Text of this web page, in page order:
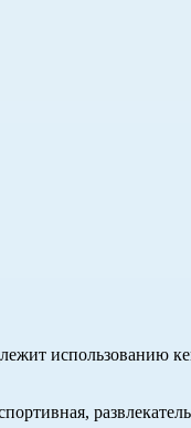
использованию